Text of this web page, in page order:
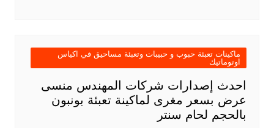
ماكينات تعبئة حبوب و حبيبات وتعبئة مساحيق في اكياس
اوتوماتيك
احدث إصدارات شركات المهندس منسى
عرض بسعر مغرى لماكينة تعبئة بونبون
بالحجم لحام سنتر